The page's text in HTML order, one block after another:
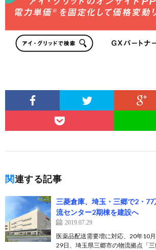
関連する記事
三菱倉庫、埼玉・三郷で2・
流センター2期棟を建設へ
2019.07.29
医薬品配送需要増に対応、20年10
29日、埼玉県三郷市の物流拠点「